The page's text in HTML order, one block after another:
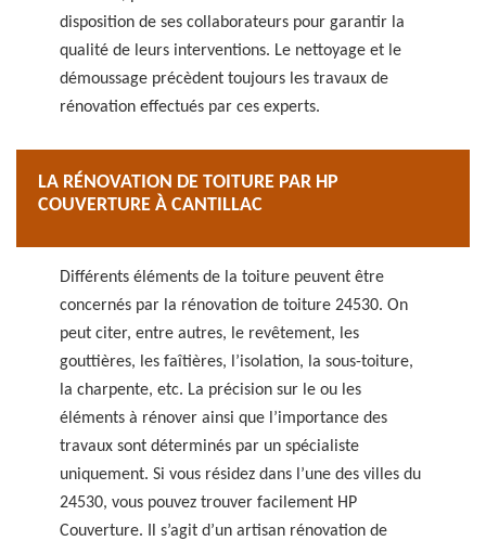
disposition de ses collaborateurs pour garantir la
qualité de leurs interventions. Le nettoyage et le
démoussage précèdent toujours les travaux de
rénovation effectués par ces experts.
LA RÉNOVATION DE TOITURE PAR HP
COUVERTURE À CANTILLAC
Différents éléments de la toiture peuvent être
concernés par la rénovation de toiture 24530. On
peut citer, entre autres, le revêtement, les
gouttières, les faîtières, l’isolation, la sous-toiture,
la charpente, etc. La précision sur le ou les
éléments à rénover ainsi que l’importance des
travaux sont déterminés par un spécialiste
uniquement. Si vous résidez dans l’une des villes du
24530, vous pouvez trouver facilement HP
Couverture. Il s’agit d’un artisan rénovation de